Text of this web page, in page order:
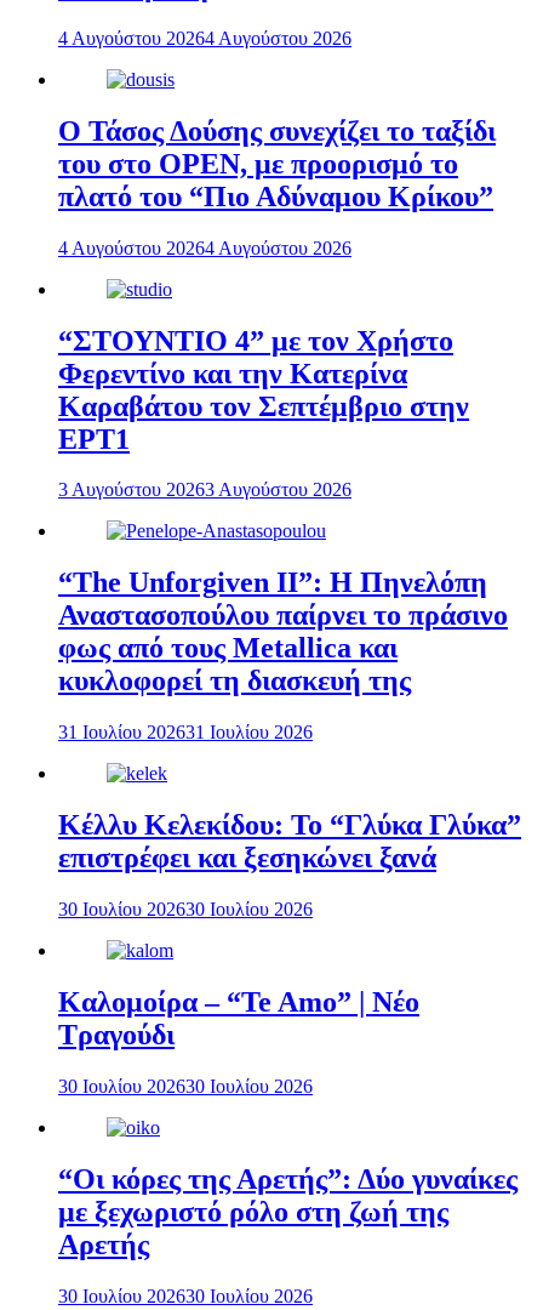
4 Αυγούστου 20264 Αυγούστου 2026
Ο Τάσος Δούσης συνεχίζει το ταξίδι
του στο OPEN, με προορισμό το
πλατό του “Πιο Αδύναμου Κρίκου”
4 Αυγούστου 20264 Αυγούστου 2026
“ΣΤΟΥΝΤΙΟ 4” με τον Χρήστο
Φερεντίνο και την Κατερίνα
Καραβάτου τον Σεπτέμβριο στην
ΕΡΤ1
3 Αυγούστου 20263 Αυγούστου 2026
“The Unforgiven II”: Η Πηνελόπη
Αναστασοπούλου παίρνει το πράσινο
φως από τους Metallica και
κυκλοφορεί τη διασκευή της
31 Ιουλίου 202631 Ιουλίου 2026
Κέλλυ Κελεκίδου: Το “Γλύκα Γλύκα”
επιστρέφει και ξεσηκώνει ξανά
30 Ιουλίου 202630 Ιουλίου 2026
Καλομοίρα – “Te Amo” | Νέο
Τραγούδι
30 Ιουλίου 202630 Ιουλίου 2026
“Οι κόρες της Αρετής”: Δύο γυναίκες
με ξεχωριστό ρόλο στη ζωή της
Αρετής
30 Ιουλίου 202630 Ιουλίου 2026